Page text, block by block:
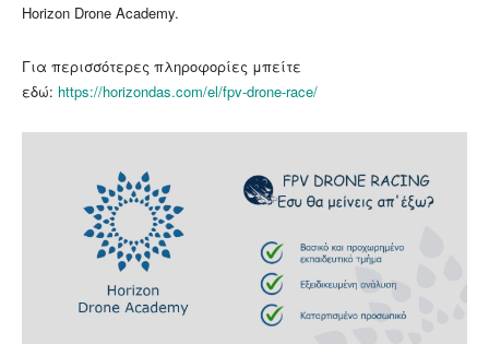
Horizon Drone Academy.
Για περισσότερες πληροφορίες μπείτε
εδώ: https://horizondas.com/el/fpv-drone-race/